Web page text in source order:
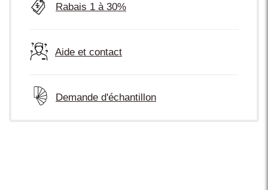
Rabais 1 à 30%
Aide et contact
Demande d'échantillon